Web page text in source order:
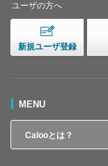
ユーザの方へ
新規ユーザ登録
MENU
Calooとは？